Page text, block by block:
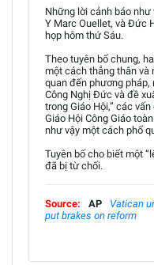
Những lời cảnh báo
Y Marc Ouellet, và Đức
họp hôm thứ Sáu.
Theo tuyên bố chung,
một cách thẳng thắn và
quan đến phương pháp,
Công Nghị Đức và đề
trong Giáo Hội,” các
Giáo Hội Công Giáo
như vậy một cách phổ
Tuyên bố cho biết một
đã bị từ chối.
Source: AP
Vatican
put brakes on reform